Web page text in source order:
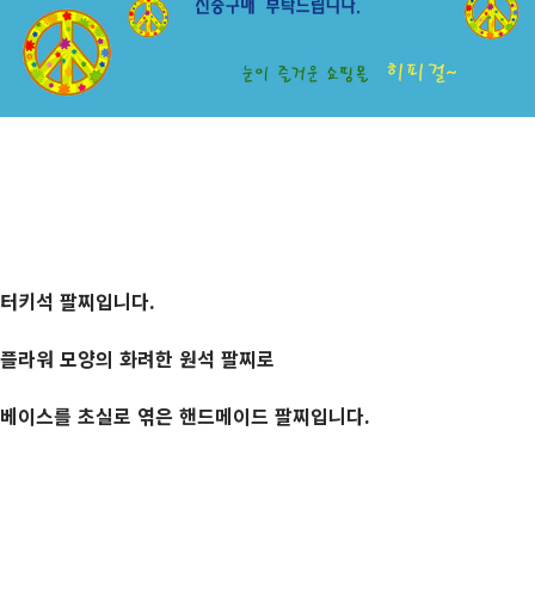
터키석 팔찌입니다.
플라워 모양의 화려한 원석 팔찌로
베이스를 초실로 엮은 핸드메이드 팔찌입니다.